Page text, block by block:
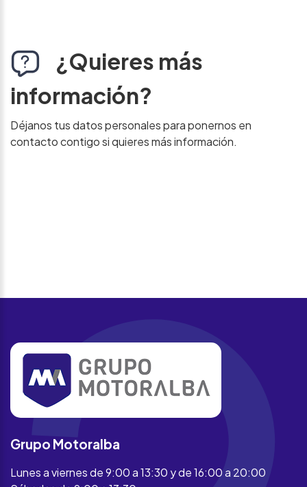
¿Quieres más
información?
Déjanos tus datos personales para ponernos en
contacto contigo si quieres más información.
Grupo Motoralba
Lunes a viernes de 9:00 a 13:30 y de 16:00 a 20:00